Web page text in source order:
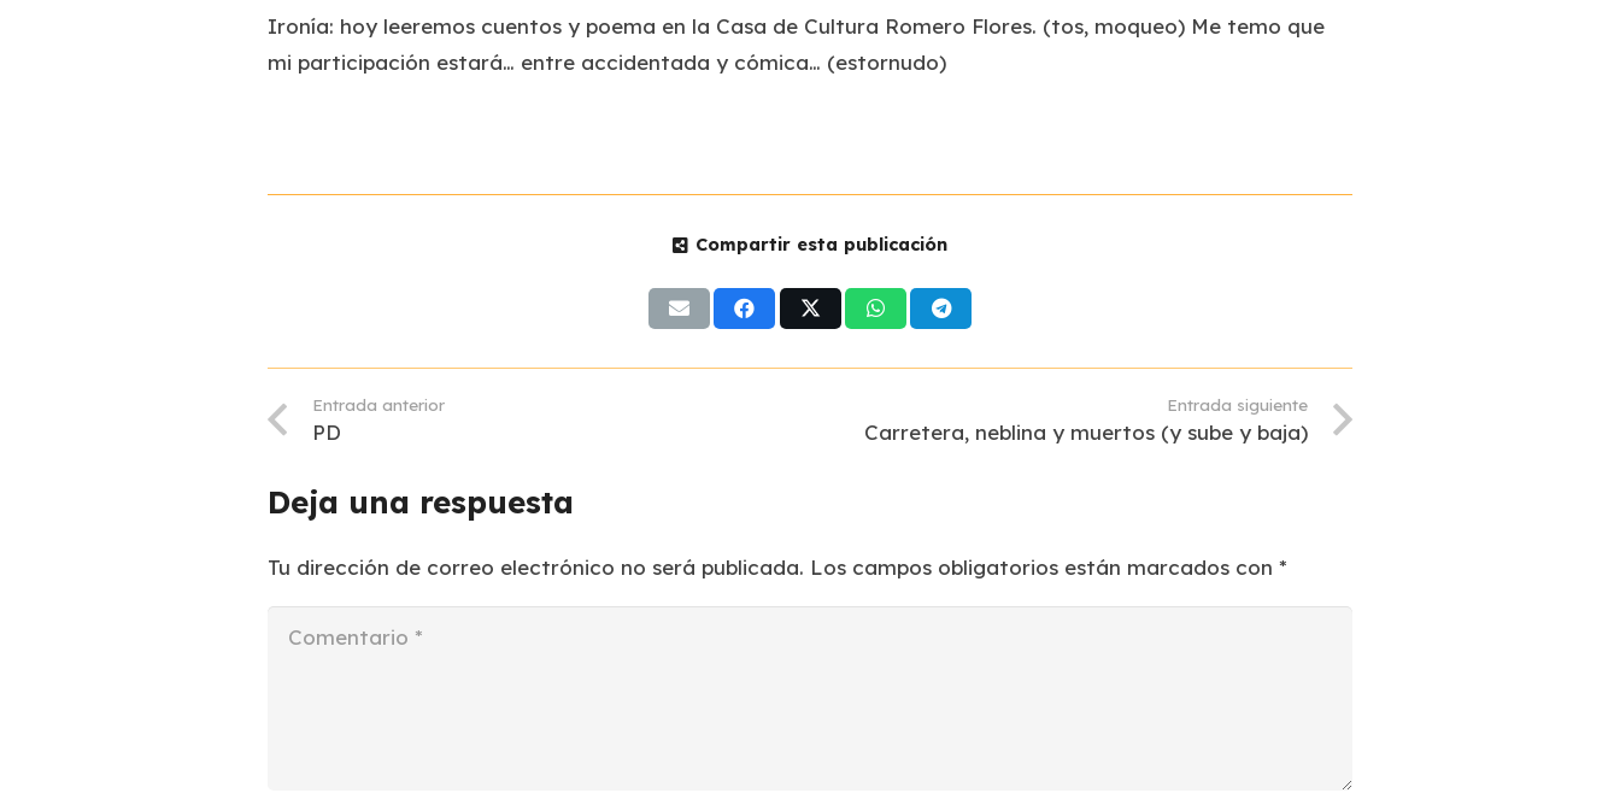
Ironía: hoy leeremos cuentos y poema en la Casa de Cultura Romero Flores. (tos, moqueo) Me temo que
mi participación estará… entre accidentada y cómica… (estornudo)
Compartir esta publicación
Entrada anterior
PD
Entrada siguiente
Carretera, neblina y muertos (y sube y baja)
Deja una respuesta
Tu dirección de correo electrónico no será publicada. Los campos obligatorios están marcados con *